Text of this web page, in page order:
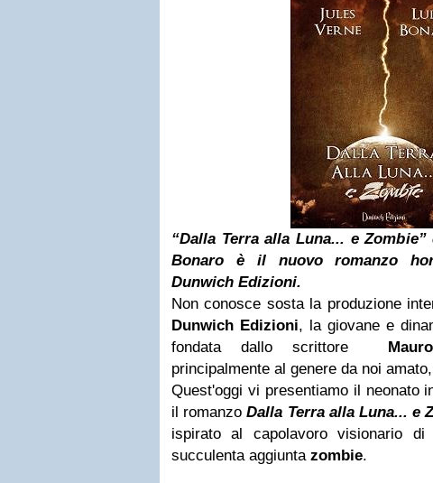
“Dalla Terra alla Luna... e
Bonaro è il nuovo romanzo
Dunwich Edizioni.
Non conosce sosta la produzione
Dunwich Edizioni, la giovane e
fondata dallo scrittore
principalmente al genere da noi
Quest'oggi vi presentiamo il neonato
il romanzoDalla Terra alla Luna... e
ispirato al capolavoro visionario di
succulenta aggiunta zombie.